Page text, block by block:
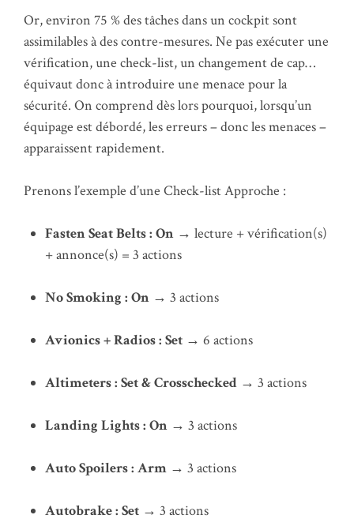
Or, environ 75 % des tâches dans un cockpit sont
assimilables à des contre-mesures. Ne pas exécuter une
vérification, une check-list, un changement de cap…
équivaut donc à introduire une menace pour la
sécurité. On comprend dès lors pourquoi, lorsqu’un
équipage est débordé, les erreurs – donc les menaces –
apparaissent rapidement.
Prenons l’exemple d’une Check-list Approche :
Fasten Seat Belts : On → lecture + vérification(s)
+ annonce(s) = 3 actions
No Smoking : On → 3 actions
Avionics + Radios : Set → 6 actions
Altimeters : Set & Crosschecked → 3 actions
Landing Lights : On → 3 actions
Auto Spoilers : Arm → 3 actions
Autobrake : Set → 3 actions